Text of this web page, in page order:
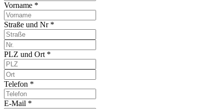
Vorname *
Straße und Nr *
PLZ und Ort *
Telefon *
E-Mail *